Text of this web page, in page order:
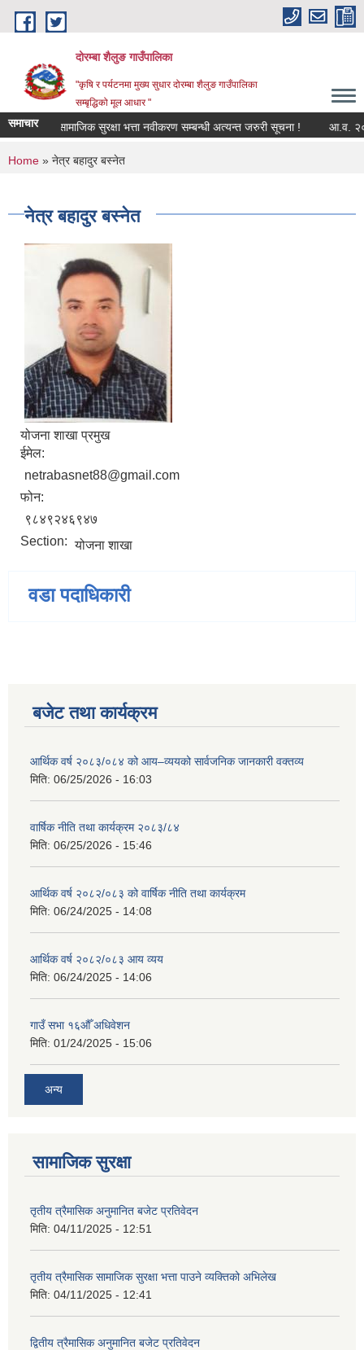
Skip to main content
दोरम्बा शैलुङ गाउँपालिका
"कृषि र पर्यटनमा मुख्य सुधार दोरम्बा शैलुङ गाउँपालिका
सम्बृद्धिको मूल आधार "
समाचार सामाजिक सुरक्षा भत्ता नवीकरण सम्बन्धी अत्यन्त जरुरी सूचना ! आ.व.
You are here
Home » नेत्र बहादुर बस्नेत
नेत्र बहादुर बस्नेत
योजना शाखा प्रमुख
ईमेल:
netrabasnet88@gmail.com
फोन:
९८४९२४६९४७
Section: योजना शाखा
वडा पदाधिकारी
बजेट तथा कार्यक्रम
आर्थिक वर्ष २०८३/०८४ को आय–व्ययको सार्वजनिक जानकारी वक्तव्य
मिति: 06/25/2026 - 16:03
वार्षिक नीति तथा कार्यक्रम २०८३/८४
मिति: 06/25/2026 - 15:46
आर्थिक वर्ष २०८२/०८३ को वार्षिक नीति तथा कार्यक्रम
मिति: 06/24/2025 - 14:08
आर्थिक वर्ष २०८२/०८३ आय व्यय
मिति: 06/24/2025 - 14:06
गाउँ सभा १६औँ अधिवेशन
मिति: 01/24/2025 - 15:06
अन्य
सामाजिक सुरक्षा
तृतीय त्रैमासिक अनुमानित बजेट प्रतिवेदन
मिति: 04/11/2025 - 12:51
तृतीय त्रैमासिक सामाजिक सुरक्षा भत्ता पाउने व्यक्तिको अभिलेख
मिति: 04/11/2025 - 12:41
द्वितीय त्रैमासिक अनुमानित बजेट प्रतिवेदन